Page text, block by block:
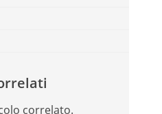
correlato.